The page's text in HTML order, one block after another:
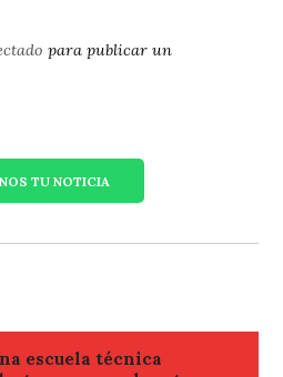
para publicar un
TU NOTICIA